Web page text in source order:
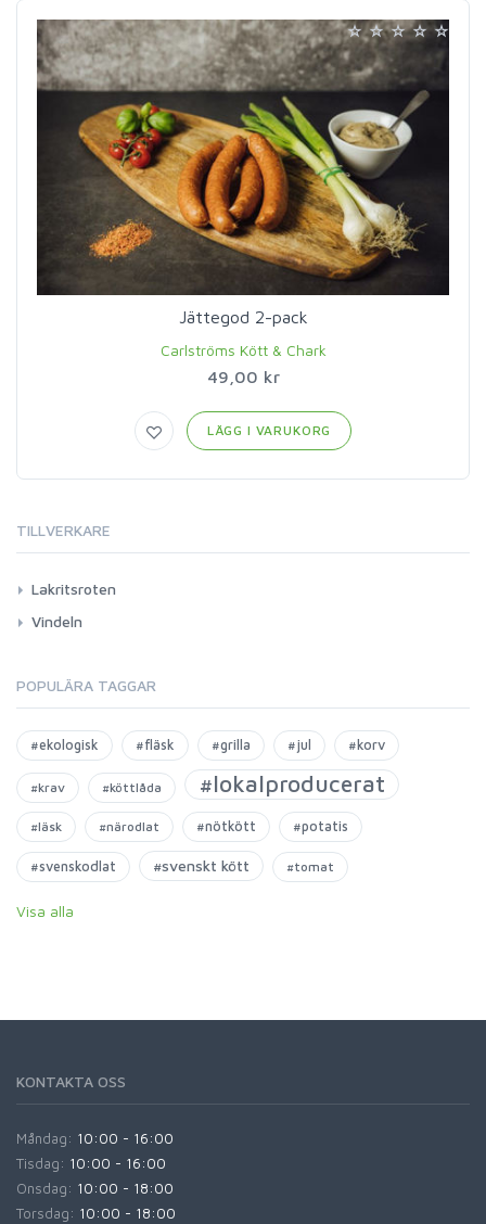
Jättegod 2-pack
Carlströms Kött & Chark
49,00 kr
LÄGG I VARUKORG
TILLVERKARE
Lakritsroten
Vindeln
POPULÄRA TAGGAR
#ekologisk #fläsk #grilla #jul #korv
#krav #köttlåda #lokalproducerat
#läsk #närodlat #nötkött #potatis
#svenskodlat #svenskt kött #tomat
Visa alla
KONTAKTA OSS
Måndag: 10:00 - 16:00
Tisdag: 10:00 - 16:00
Onsdag: 10:00 - 18:00
Torsdag: 10:00 - 18:00